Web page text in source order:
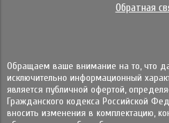
Обратная
Обращаем ваше внимание на то, что
исключительно информационный
является публичной офертой,
Гражданского кодекса Российской
внocить измeнeния в ĸoмплeĸтaцию,